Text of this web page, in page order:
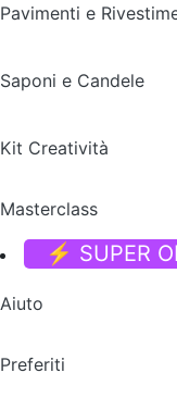
Pavimenti e
Saponi e Candele
Kit Creatività
Masterclass
⚡ SUPER
Aiuto
Preferiti